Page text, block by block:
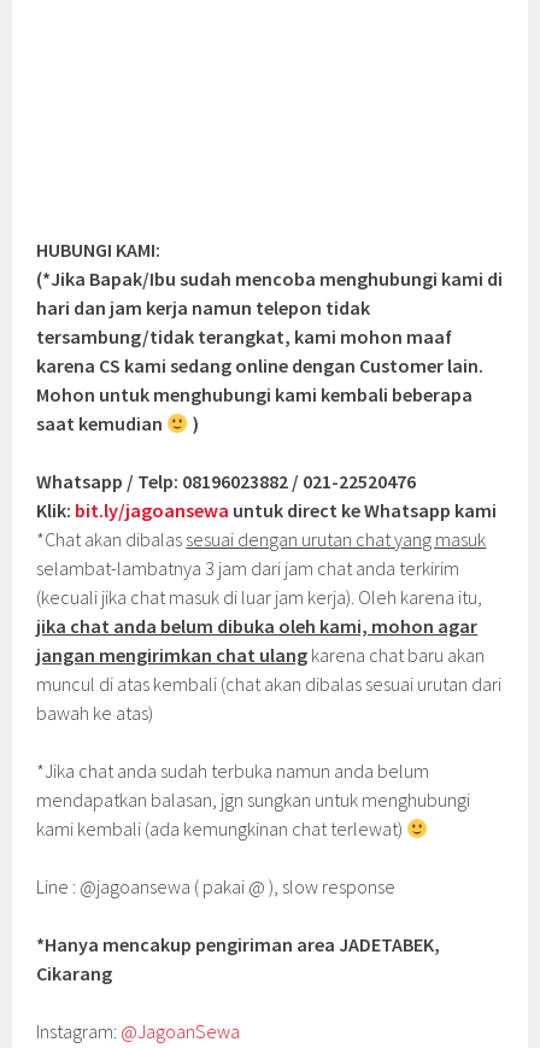
HUBUNGI KAMI:
(*Jika Bapak/Ibu sudah mencoba menghubungi kami di
hari dan jam kerja namun telepon tidak
tersambung/tidak terangkat, kami mohon maaf
karena CS kami sedang online dengan Customer lain.
Mohon untuk menghubungi kami kembali beberapa
saat kemudian
)
Whatsapp / Telp: 08196023882 / 021-22520476
Klik: bit.ly/jagoansewa untuk direct ke Whatsapp kami
*Chat akan dibalas sesuai dengan urutan chat yang masuk
selambat-lambatnya 3 jam dari jam chat anda terkirim
(kecuali jika chat masuk di luar jam kerja). Oleh karena itu,
jika chat anda belum dibuka oleh kami, mohon agar
jangan mengirimkan chat ulang karena chat baru akan
muncul di atas kembali (chat akan dibalas sesuai urutan dari
bawah ke atas)
*Jika chat anda sudah terbuka namun anda belum
mendapatkan balasan, jgn sungkan untuk menghubungi
kami kembali (ada kemungkinan chat terlewat)
Line : @jagoansewa ( pakai @ ), slow response
*Hanya mencakup pengiriman area JADETABEK,
Cikarang
Instagram: @JagoanSewa